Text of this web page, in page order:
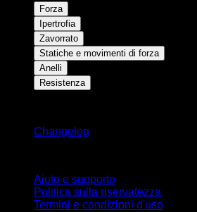
Forza
Ipertrofia
Zavorrato
Statiche e movimenti di forza
Anelli
Resistenza
Changelog
Aiuto e supporto
Politica sulla riservatezza
Termini e condizioni d'uso